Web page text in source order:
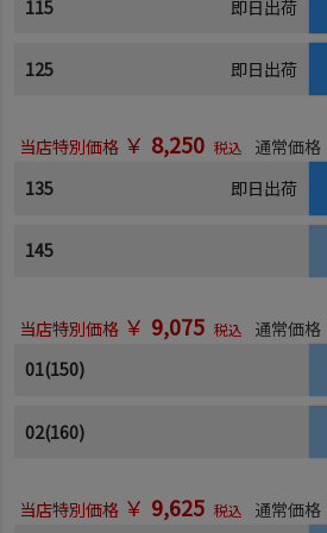
115 即日出荷
125 即日出荷
当店特別価格 ￥ 8,250 税込 通常価格
135 即日出荷
145
当店特別価格 ￥ 9,075 税込 通常価格
01(150)
02(160)
当店特別価格 ￥ 9,625 税込 通常価格